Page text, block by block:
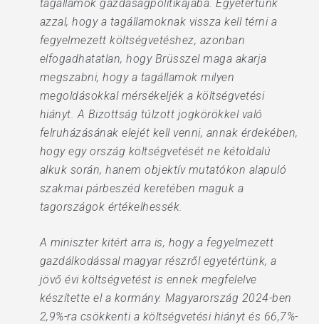
tagállamok gazdaságpolitikájába. Egyetértünk
azzal, hogy a tagállamoknak vissza kell térni a
fegyelmezett költségvetéshez, azonban
elfogadhatatlan, hogy Brüsszel maga akarja
megszabni, hogy a tagállamok milyen
megoldásokkal mérsékeljék a költségvetési
hiányt. A Bizottság túlzott jogkörökkel való
felruházásának elejét kell venni, annak érdekében,
hogy egy ország költségvetését ne kétoldalú
alkuk során, hanem objektív mutatókon alapuló
szakmai párbeszéd keretében maguk a
tagországok értékelhessék.
A miniszter kitért arra is, hogy a fegyelmezett
gazdálkodással magyar részről egyetértünk, a
jövő évi költségvetést is ennek megfelelve
készítette el a kormány. Magyarország 2024-ben
2,9%-ra csökkenti a költségvetési hiányt és 66,7%-